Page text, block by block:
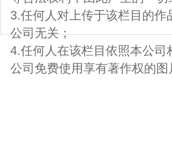
3.任何人对上传于该栏目的
公司无关；
4.任何人在该栏目依照本公
公司免费使用享有著作权的